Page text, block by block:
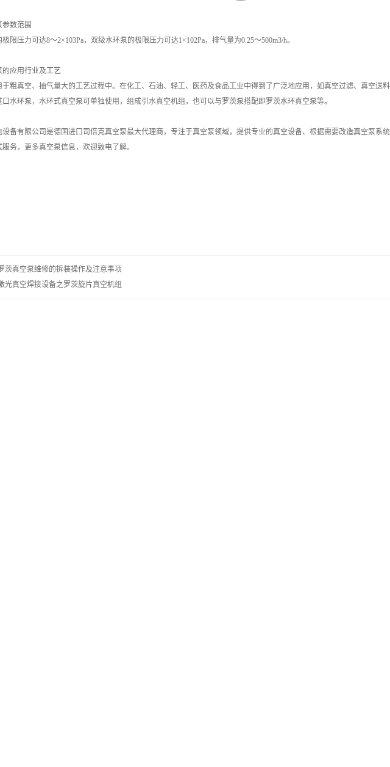
数范围
限压力可达8～2×103Pa，双级水环泵的极限压力可达1×102Pa，排气量为0.25～500m3/h。
应用行业及工艺
粗真空、抽气量大的工艺过程中。在化工、石油、轻工、医药及食品工业中得到了广泛地应用，如真空过滤、真空送料
水环泵，水环式真空泵可单独使用，组成引水真空机组，也可以与罗茨泵搭配即罗茨水环真空泵等。
设备有限公司是德国进口司倍克真空泵最大代理商，专注于真空泵领域，提供专业的真空设备、根据需要改造真空泵系
务，更多真空泵信息，欢迎致电了解。
茨真空泵维修的拆装操作及注意事项
光真空焊接设备之罗茨旋片真空机组